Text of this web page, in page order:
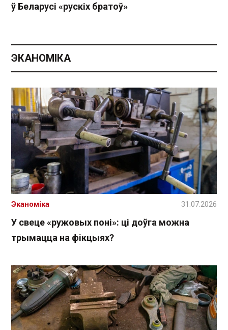
ў Беларусі «рускіх братоў»
ЭКАНОМІКА
У свеце «ружовых поні»: ці доўга можна
трымацца на фікцыях?
Эканоміка 31.07.2026